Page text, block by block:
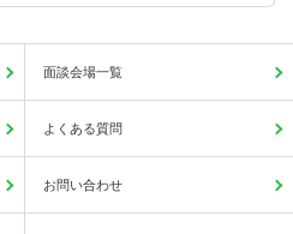
面談会場一覧
よくある質問
お問い合わせ